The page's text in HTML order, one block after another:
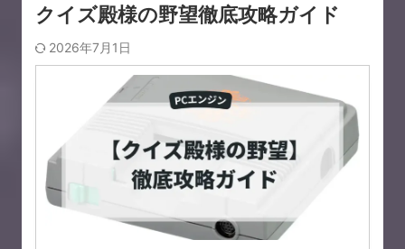
クイズ殿様の野望徹底攻略ガイド
2026年7月1日